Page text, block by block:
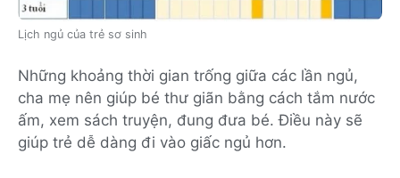
Lịch ngủ của trẻ sơ sinh
Những khoảng thời gian trống giữa các lần ngủ,
cha mẹ nên giúp bé thư giãn bằng cách tắm nước
ấm, xem sách truyện, đung đưa bé. Điều này sẽ
giúp trẻ dễ dàng đi vào giấc ngủ hơn.